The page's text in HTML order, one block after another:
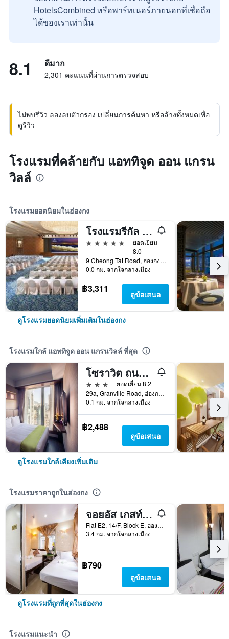
HotelsCombined หรือพาร์ทเนอร์ภายนอกที่เชื่อถือ
ได้ของเราเท่านั้น
8.1 ดีมาก
2,301 คะแนนที่ผ่านการตรวจสอบ
ไม่พบรีวิว ลองลบตัวกรอง เปลี่ยนการค้นหา หรือล้างทั้งหมดเพื่อ
ดูรีวิว
โรงแรมที่คล้ายกับ แอททิจูด ออน แกรน
วิลล์
โรงแรมยอดนิยมในฮ่องกง
โรงแรมรีกัล แอร์พอร์ต
5 ดาว
ยอดเยี่ยม
8.0
9 Cheong Tat Road, ฮ่องกง, ฮ่องกง
0.0 กม. จากใจกลางเมือง
฿3,311 ดูข้อเสนอ
ดูโรงแรมยอดนิยมเพิ่มเติมในฮ่องกง
โรงแรมใกล้ แอททิจูด ออน แกรนวิลล์ ที่สุด
โซราวิต ถนนแกรนวิลล์
3 ดาว
ยอดเยี่ยม 8.2
29a, Granville Road, ฮ่องกง, ฮ่องกง
0.1 กม. จากใจกลางเมือง
฿2,488
ดูข้อเสนอ
ดูโรงแรมใกล้เคียงเพิ่มเติม
โรงแรมราคาถูกในฮ่องกง
จอยอัส เกสท์เฮาส์
Flat E2, 14/F, Block E, ฮ่องกง, ฮ่องกง
3.4 กม. จากใจกลางเมือง
฿790
ดูข้อเสนอ
ดูโรงแรมที่ถูกที่สุดในฮ่องกง
โรงแรมแนะนำ